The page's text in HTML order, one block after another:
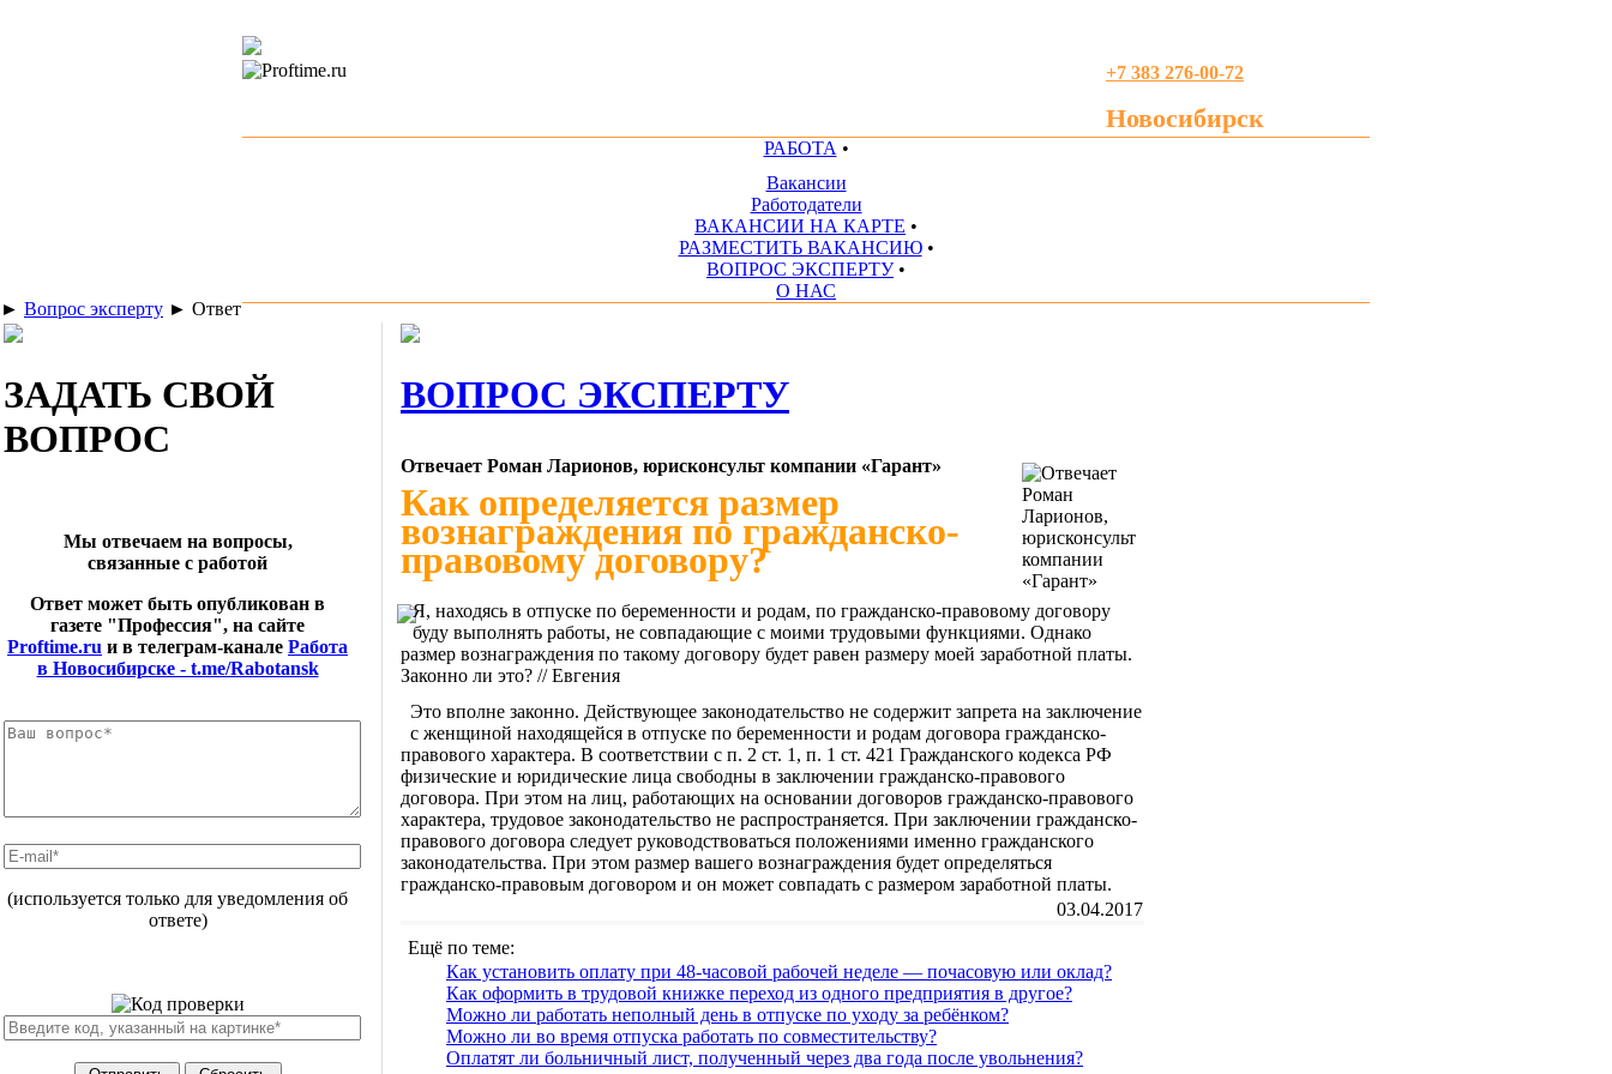
+7 383 276-00-72
Новосибирск
РАБОТА •
Вакансии
Работодатели
ВАКАНСИИ НА КАРТЕ •
РАЗМЕСТИТЬ ВАКАНСИЮ •
ВОПРОС ЭКСПЕРТУ •
О НАС
► Вопрос эксперту ► Ответ
ЗАДАТЬ СВОЙ
ВОПРОС
Мы отвечаем на вопросы,
связанные с работой
Ответ может быть опубликован в
газете "Профессия", на сайте
Proftime.ru и в телеграм-канале Работа
в Новосибирске - t.me/Rabotansk
(используется только для уведомления об
ответе)
ВОПРОС ЭКСПЕРТУ
Отвечает Роман Ларионов, юрисконсульт компании «Гарант»
Как определяется размер
вознаграждения по гражданско-
правовому договору?
Я, находясь в отпуске по беременности и родам, по гражданско-правовому договору
буду выполнять работы, не совпадающие с моими трудовыми функциями. Однако
размер вознаграждения по такому договору будет равен размеру моей заработной платы.
Законно ли это? // Евгения
Это вполне законно. Действующее законодательство не содержит запрета на заключение
с женщиной находящейся в отпуске по беременности и родам договора гражданско-
правового характера. В соответствии с п. 2 ст. 1, п. 1 ст. 421 Гражданского кодекса РФ
физические и юридические лица свободны в заключении гражданско-правового
договора. При этом на лиц, работающих на основании договоров гражданско-правового
характера, трудовое законодательство не распространяется. При заключении гражданско-
правового договора следует руководствоваться положениями именно гражданского
законодательства. При этом размер вашего вознаграждения будет определяться
гражданско-правовым договором и он может совпадать с размером заработной платы.
03.04.2017
Ещё по теме:
Как установить оплату при 48-часовой рабочей неделе — почасовую или оклад?
Как оформить в трудовой книжке переход из одного предприятия в другое?
Можно ли работать неполный день в отпуске по уходу за ребёнком?
Можно ли во время отпуска работать по совместительству?
Оплатят ли больничный лист, полученный через два года после увольнения?